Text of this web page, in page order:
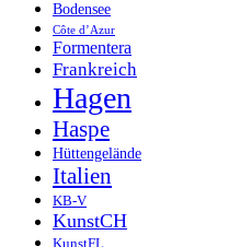
Bodensee
Côte d’Azur
Formentera
Frankreich
Hagen
Haspe
Hüttengelände
Italien
KB-V
KunstCH